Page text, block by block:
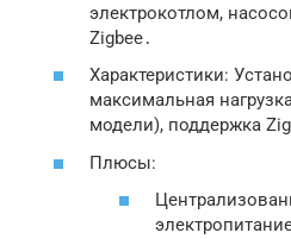
электрокотлом,
Zigbee․
Характеристики:
максимальная
модели), поддержка
Плюсы: